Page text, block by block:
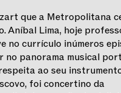
que a Metropolitana
Aníbal Lima, hoje
no currículo inúmeros
no panorama musical
ao seu
foi concertino da